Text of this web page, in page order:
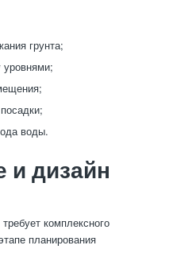
грунта;
воды.
и дизайн
комплексного
планирования